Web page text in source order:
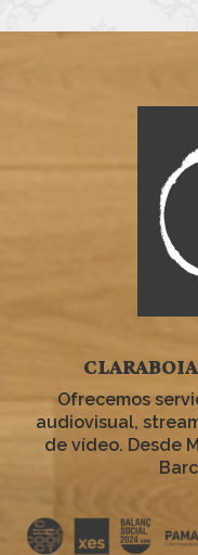
Ofrecemos
audiovisual,
de vídeo. Desde